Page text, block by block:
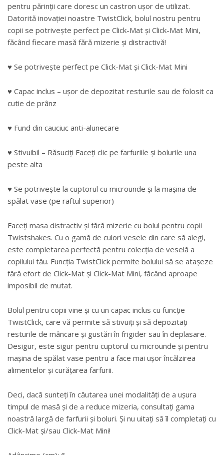
pentru părinții care doresc un castron ușor de utilizat.
Datorită inovației noastre TwistClick, bolul nostru pentru
copii se potrivește perfect pe Click-Mat și Click-Mat Mini,
făcând fiecare masă fără mizerie și distractivă!
♥︎ Se potrivește perfect pe Click-Mat și Click-Mat Mini
♥︎ Capac inclus – ușor de depozitat resturile sau de folosit ca
cutie de prânz
♥︎ Fund din cauciuc anti-alunecare
♥︎ Stivuibil – Răsuciți Faceți clic pe farfuriile și bolurile una
peste alta
♥︎ Se potrivește la cuptorul cu microunde și la mașina de
spălat vase (pe raftul superior)
Faceți masa distractiv și fără mizerie cu bolul pentru copii
Twistshakes. Cu o gamă de culori vesele din care să alegi,
este completarea perfectă pentru colecția de veselă a
copilului tău. Funcția TwistClick permite bolului să se atașeze
fără efort de Click-Mat și Click-Mat Mini, făcând aproape
imposibil de mutat.
Bolul pentru copii vine și cu un capac inclus cu funcție
TwistClick, care vă permite să stivuiți și să depozitați
resturile de mâncare și gustări în frigider sau în deplasare.
Desigur, este sigur pentru cuptorul cu microunde și pentru
mașina de spălat vase pentru a face mai ușor încălzirea
alimentelor și curățarea farfurii.
Deci, dacă sunteți în căutarea unei modalități de a ușura
timpul de masă și de a reduce mizeria, consultați gama
noastră largă de farfurii și boluri. Și nu uitați să îl completați cu
Click-Mat și/sau Click-Mat Mini!